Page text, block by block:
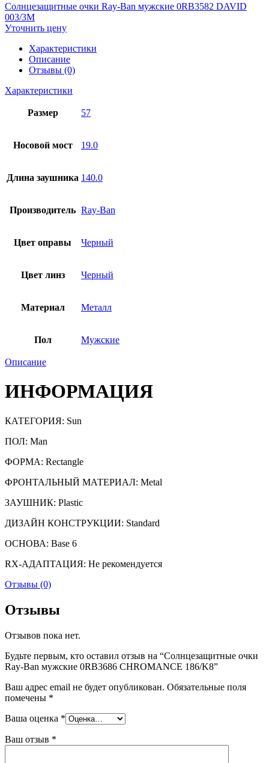
Солнцезащитные очки Ray-Ban мужские 0RB3582 DAVID
003/3M
Уточнить цену
Характеристики
Описание
Отзывы (0)
Характеристики
Размер 57
Носовой мост 19.0
Длина заушника 140.0
Производитель Ray-Ban
Цвет оправы Черный
Цвет линз Черный
Материал Металл
Пол Мужские
Описание
ИНФОРМАЦИЯ
КАТЕГОРИЯ: Sun
ПОЛ: Man
ФОРМА: Rectangle
ФРОНТАЛЬНЫЙ МАТЕРИАЛ: Metal
ЗАУШНИК: Plastic
ДИЗАЙН КОНСТРУКЦИИ: Standard
ОСНОВА: Base 6
RX-АДАПТАЦИЯ: Не рекомендуется
Отзывы (0)
Отзывы
Отзывов пока нет.
Будьте первым, кто оставил отзыв на “Солнцезащитные очки
Ray-Ban мужские 0RB3686 CHROMANCE 186/K8”
Ваш адрес email не будет опубликован. Обязательные поля
помечены *
Ваша оценка *
Ваш отзыв *